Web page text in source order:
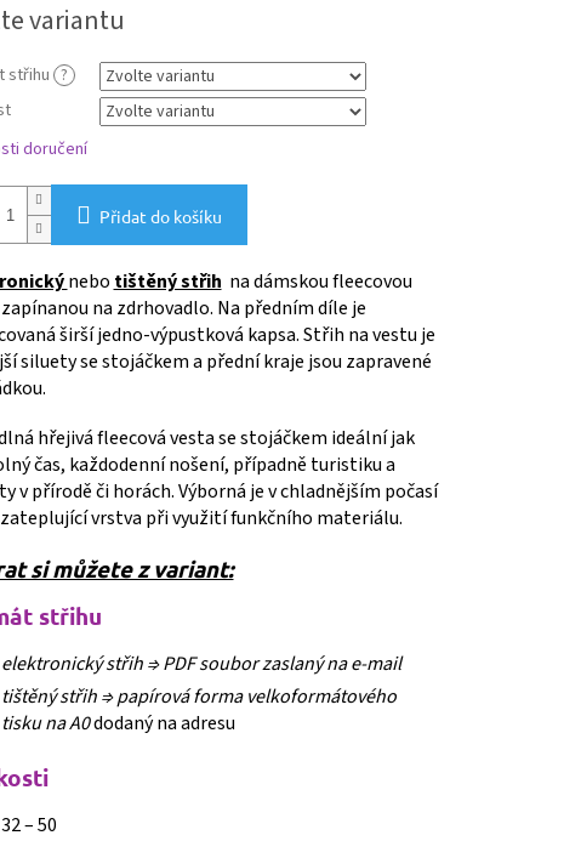
variantu
střihu ?
doručení
Přidat do košíku
nebotištěný střihna dámskou fleecovou
na zdrhovadlo. Na předním díle je
širší jedno-výpustková kapsa. Střih na vestu je
siluety se stojáčkem a přední kraje jsou zapravené
hřejivá fleecová vesta se stojáčkem ideální jak
čas, každodenní nošení, případně turistiku a
v přírodě či horách. Výborná je v chladnějším počasí
vrstva při využití funkčního materiálu.
si můžete z variant:
střihu
elektronický střih ⇒PDF soubor zaslaný na e-mail
tištěný střih ⇒papírová forma velkoformátového
tisku na A0dodaný na adresu
32 – 50